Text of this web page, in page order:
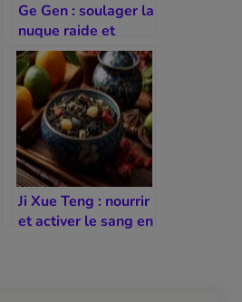
Ge Gen : soulager la
nuque raide et
favoriser les
liquides
Ji Xue Teng : nourrir
et activer le sang en